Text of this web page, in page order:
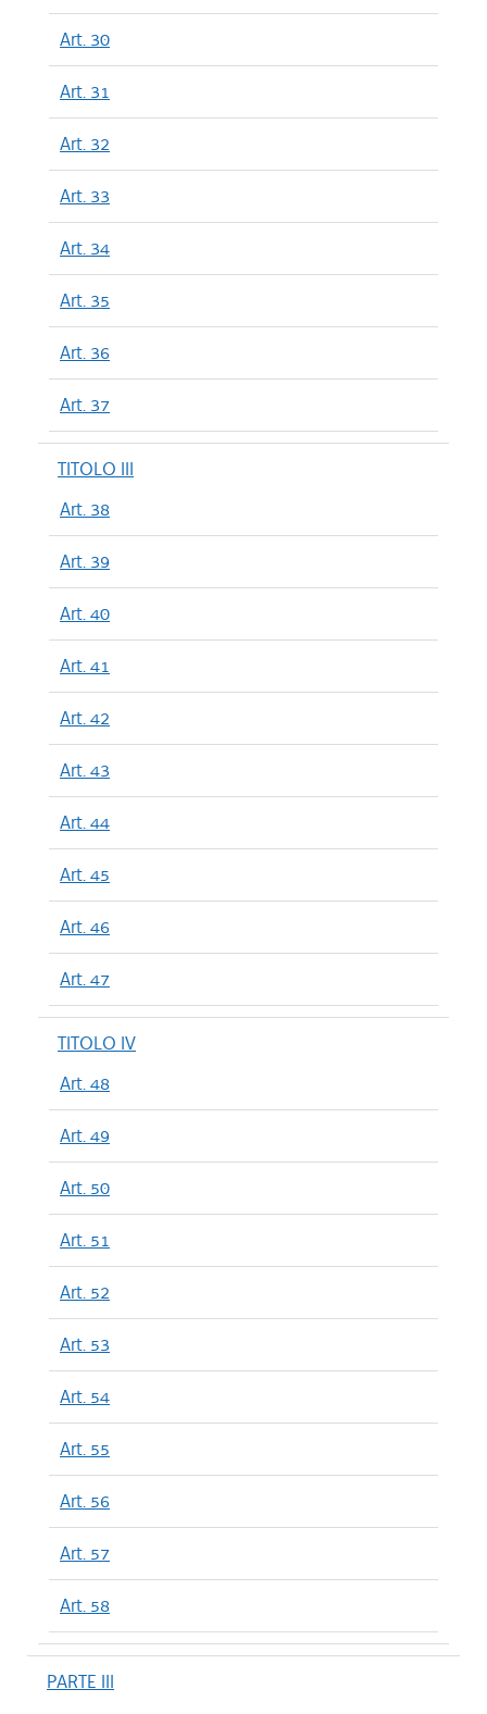
Art. 30
Art. 31
Art. 32
Art. 33
Art. 34
Art. 35
Art. 36
Art. 37
TITOLO III
Art. 38
Art. 39
Art. 40
Art. 41
Art. 42
Art. 43
Art. 44
Art. 45
Art. 46
Art. 47
TITOLO IV
Art. 48
Art. 49
Art. 50
Art. 51
Art. 52
Art. 53
Art. 54
Art. 55
Art. 56
Art. 57
Art. 58
PARTE III